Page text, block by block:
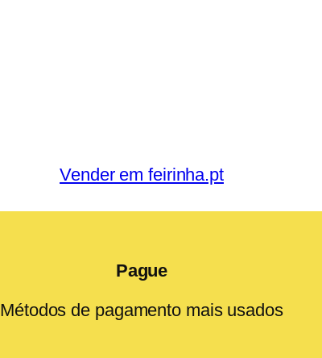
Vender em feirinha.pt
Pague
Métodos de pagamento mais usados